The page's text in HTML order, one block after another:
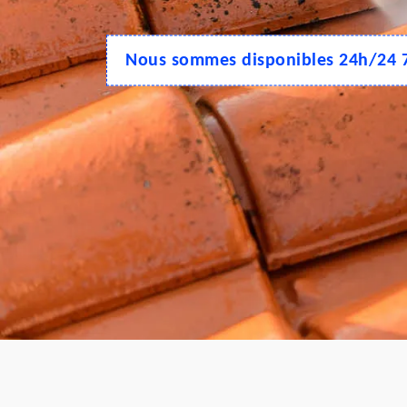
Nous sommes disponibles 24h/24